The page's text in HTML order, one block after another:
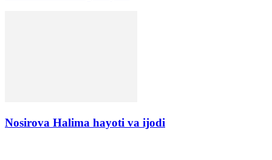
Nosirova Halima hayoti va ijodi